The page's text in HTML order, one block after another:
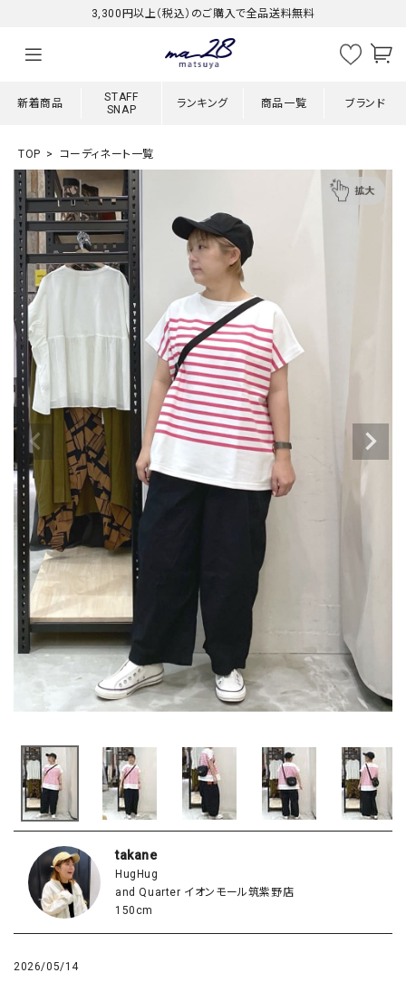
3,300円以上（税込）のご購入で全品送料無料
新着商品
STAFF
SNAP
ランキング 商品一覧 ブランド
TOP コーディネート一覧
takane
HugHug
and Quarter イオンモール筑紫野店
150cm
2026/05/14